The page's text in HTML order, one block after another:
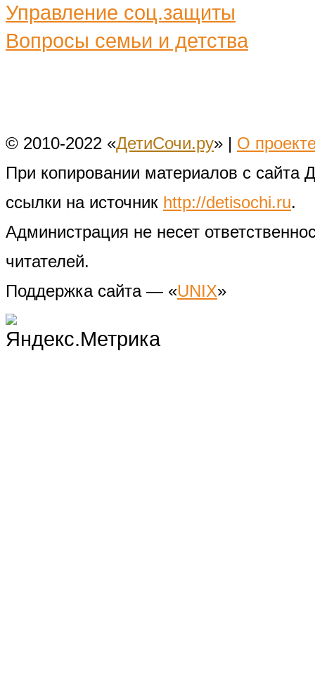
Управление соц.защиты
Вопросы семьи и детства
© 2010-2022 «ДетиСочи.ру» | О
При копировании материалов с сайта
ссылки на источник http://detisochi.ru.
Администрация не несет
читателей.
Поддержка сайта — «UNIX»